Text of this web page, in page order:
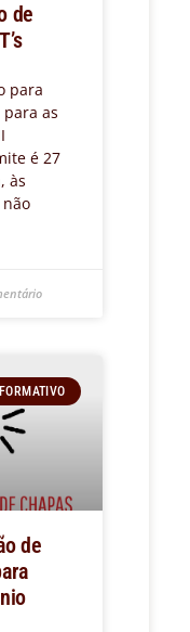
de
para
as
é 27
às
de